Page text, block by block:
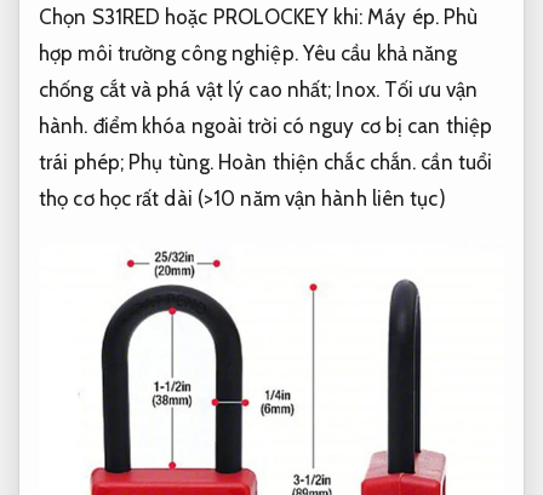
Chọn S31RED hoặc PROLOCKEY khi: Máy ép. Phù
hợp môi trường công nghiệp.Yêu cầu khả năng
chống cắt và phá vật lý cao nhất; Inox. Tối ưu vận
hành. điểm khóa ngoài trời có nguy cơ bị can thiệp
trái phép; Phụ tùng. Hoàn thiện chắc chắn. cần tuổi
thọ cơ học rất dài (>10 năm vận hành liên tục)